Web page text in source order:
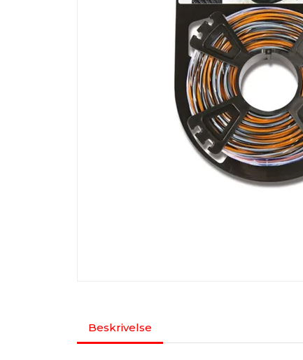
Beskrivelse